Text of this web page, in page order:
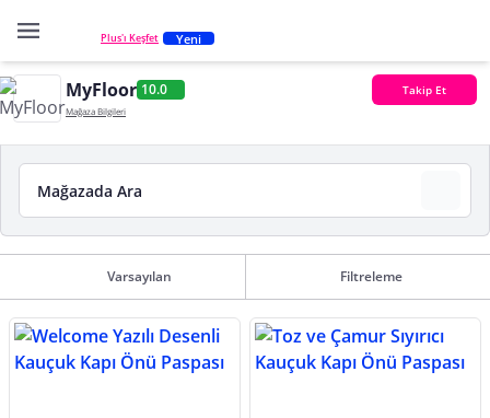
Plus'ı Keşfet Yeni
MyFloor 10.0 Takip Et
Mağaza Bilgileri
Varsayılan Filtreleme